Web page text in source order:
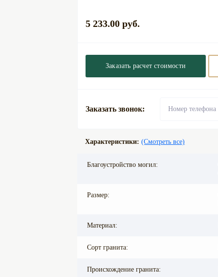
5 233.00 руб.
Заказать расчет стоимости
Заказать звонок:
Характеристики: (Смотреть все)
Благоустройство могил:
Размер:
Материал:
Сорт гранита:
Происхождение гранита: